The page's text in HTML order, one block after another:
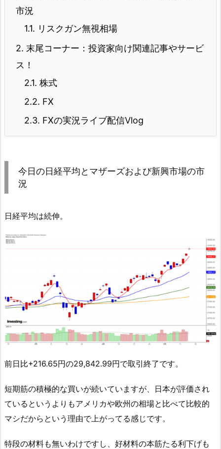
市況
1.1. リスクガン無視相場
2. 末尾コーナー：投資家向け関連記事やサービ
ス！
2.1. 株式
2.2. FX
2.3. FXの実況ライブ配信Vlog
今日の日経平均とマザーズおよび新興市場の市
況
日経平均は続伸。
前日比+216.65円の29,842.99円で取引終了です。
短期筋の積極的な買いが続いていますが、日本が評価され
ているというよりもアメリカや欧州の相場と比べて比較的
マシだからという理由で上がってる感じです。
特段の材料も無いわけですし、好材料の本筋たる利下げも